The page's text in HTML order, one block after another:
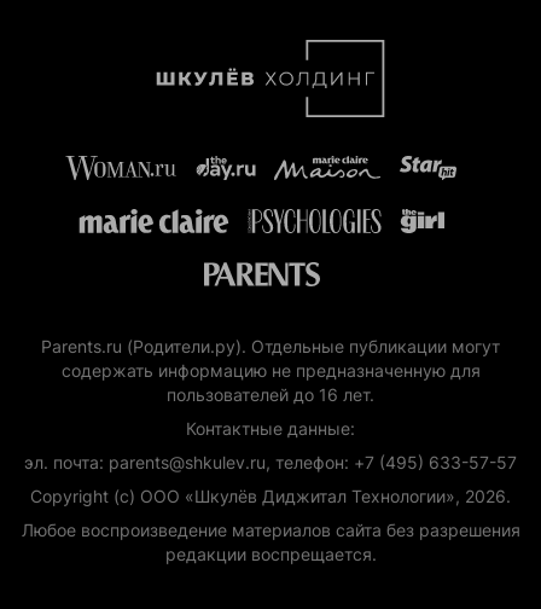
Parents.ru (Родители.ру). Отдельные публикации могут
содержать информацию не предназначенную для
пользователей до 16 лет.
Контактные данные:
эл. почта: parents@shkulev.ru, телефон: +7 (495) 633-57-57
Copyright (с) ООО «Шкулёв Диджитал Технологии», 2026.
Любое воспроизведение материалов сайта без разрешения
редакции воспрещается.